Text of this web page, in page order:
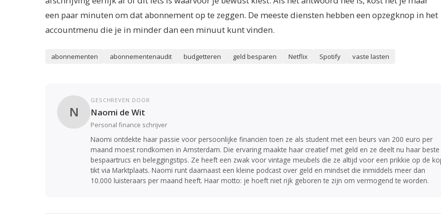
een paar minuten om dat abonnement op te zeggen. De meeste diensten hebben een opzegknop in het
accountmenu die je in minder dan een minuut kunt vinden.
abonnementen abonnementenaudit budgetteren geld besparen Netflix Spotify vaste lasten
N
GESCHREVEN DOOR
Naomi de Wit
Personal finance schrijver
Naomi ontdekte haar passie voor persoonlijke financiën toen ze als student met een beurs van 200 euro per
maand moest rondkomen in Amsterdam. Die ervaring maakte haar creatief met geld en ze deelt nu haar beste
bespaartrucs en beleggingstips. Ze heeft een zwak voor vintage meubels die ze altijd voor een prikkie op de
tikt via Marktplaats. Naomi runt daarnaast een kleine podcast over geld en mindset die inmiddels meer dan
10.000 luisteraars per maand heeft. Haar motto: je hoeft niet rijk geboren te zijn om vermogend te worden.